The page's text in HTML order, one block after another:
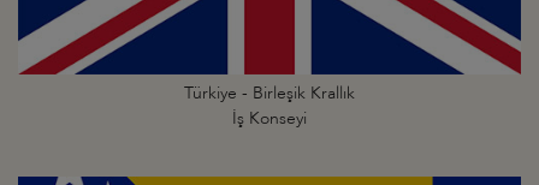
Türkiye - Birleşik Krallık
İş Konseyi